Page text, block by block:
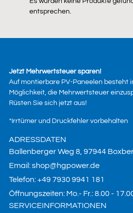
entsprechen.
Jetzt Mehrwertsteuer sparen!
Auf montierbare PV-Paneelen besteht
Möglichkeit, die Mehrwertsteuer
Rüsten Sie sich jetzt aus!
*Irrtümer und Druckfehler vorbehalten
ADRESSDATEN
Ballenberger Weg 8, 97944
Email: shop@hgpower.de
Telefon: +49 7930 9941 181
Öffnungszeiten: Mo.- Fr.: 8.00 -
SERVICEINFORMATIONEN